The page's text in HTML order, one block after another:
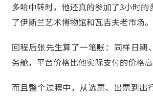
多哈中转时，他还真的参加了3小时的
了伊斯兰艺术博物馆和瓦吉夫老市场。
回程后张先生算了一笔账：同样日期
务舱，平台价格比他实际支付的价格高
而且整个过程中，从选票、出票到出